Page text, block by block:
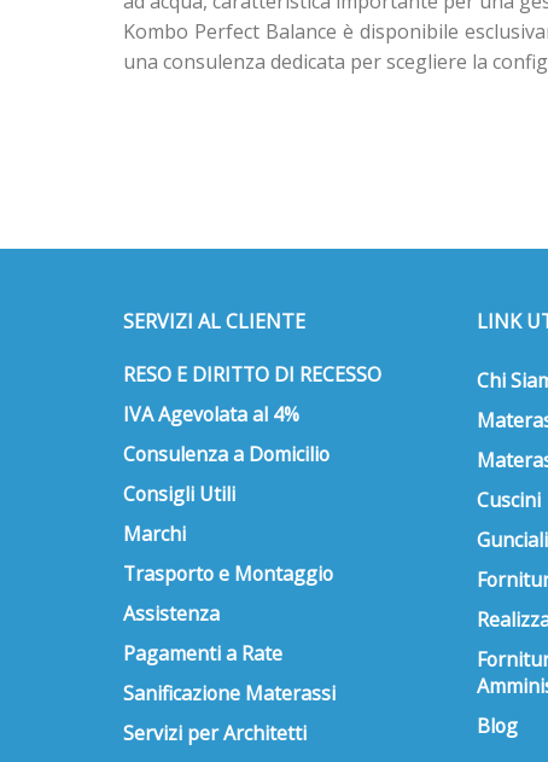
Kombo Perfect Balance è disponibile
una consulenza dedicata per scegliere la
SERVIZI AL CLIENTE
RESO E DIRITTO DI RECESSO
IVA Agevolata al 4%
Consulenza a Domicilio
Consigli Utili
Marchi
Trasporto e Montaggio
Assistenza
Pagamenti a Rate
Sanificazione Materassi
Servizi per Architetti
LINK
Chi
Cuscini
Blog